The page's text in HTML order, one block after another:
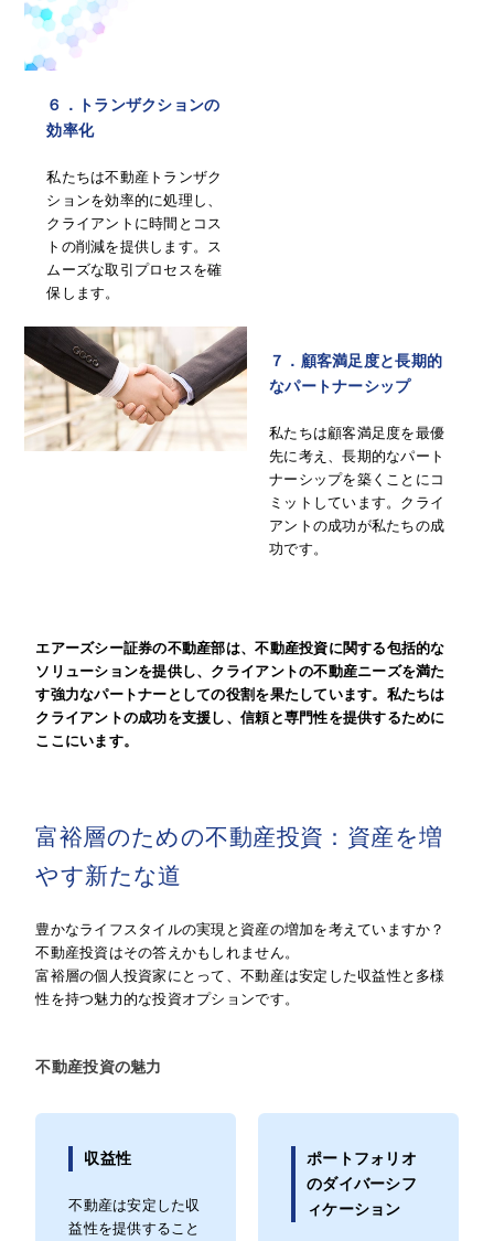
６．トランザクションの
効率化
私たちは不動産トランザク
ションを効率的に処理し、
クライアントに時間とコス
トの削減を提供します。ス
ムーズな取引プロセスを確
保します。
７．顧客満足度と長期的
なパートナーシップ
私たちは顧客満足度を最優
先に考え、長期的なパート
ナーシップを築くことにコ
ミットしています。クライ
アントの成功が私たちの成
功です。
エアーズシー証券の不動産部は、不動産投資に関する包括的な
ソリューションを提供し、クライアントの不動産ニーズを満た
す強力なパートナーとしての役割を果たしています。私たちは
クライアントの成功を支援し、信頼と専門性を提供するために
ここにいます。
富裕層のための不動産投資：資産を増
やす新たな道
豊かなライフスタイルの実現と資産の増加を考えていますか？
不動産投資はその答えかもしれません。
富裕層の個人投資家にとって、不動産は安定した収益性と多様
性を持つ魅力的な投資オプションです。
不動産投資の魅力
収益性
不動産は安定した収
益性を提供すること
ポートフォリオ
のダイバーシフ
ィケーション